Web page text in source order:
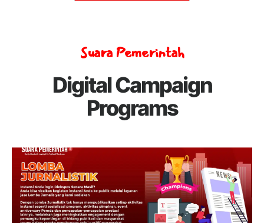
Suara Pemerintah
Digital Campaign
Programs